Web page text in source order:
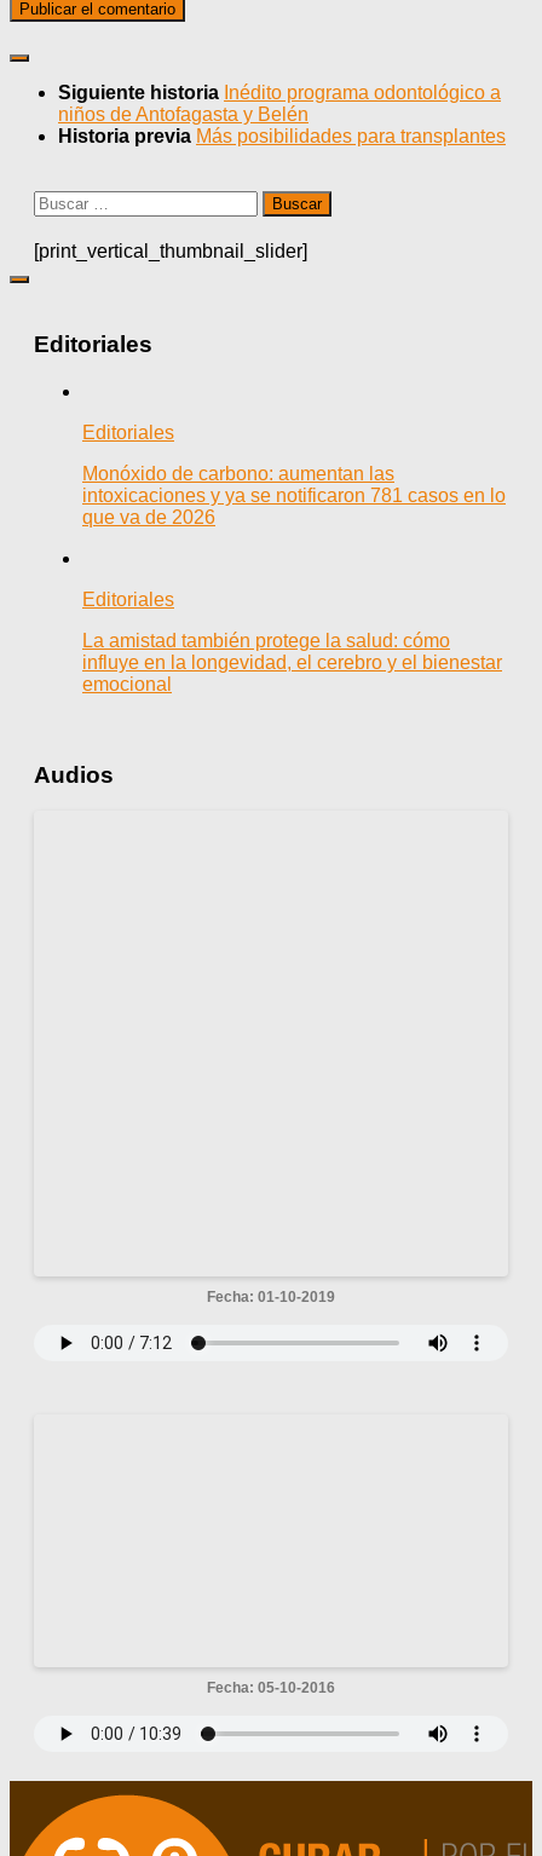
Siguiente historia Inédito programa odontológico a
niños de Antofagasta y Belén
Historia previa Más posibilidades para transplantes
Buscar:
[print_vertical_thumbnail_slider]
Editoriales
Editoriales
Monóxido de carbono: aumentan las
intoxicaciones y ya se notificaron 781 casos en lo
que va de 2026
Editoriales
La amistad también protege la salud: cómo
influye en la longevidad, el cerebro y el bienestar
emocional
Audios
Fecha: 01-10-2019
Fecha: 05-10-2016